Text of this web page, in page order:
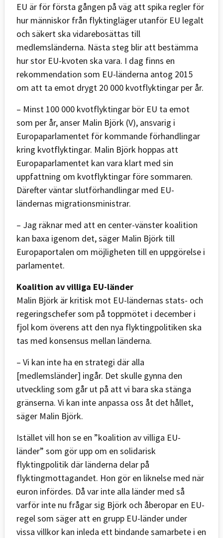
EU är för första gången på väg att spika regler för
hur människor från flyktingläger utanför EU legalt
och säkert ska vidarebosättas till
medlemsländerna. Nästa steg blir att bestämma
hur stor EU-kvoten ska vara. I dag finns en
rekommendation som EU-länderna antog 2015
om att ta emot drygt 20 000 kvotflyktingar per år.
– Minst 100 000 kvotflyktingar bör EU ta emot
som per år, anser Malin Björk (V), ansvarig i
Europaparlamentet för kommande förhandlingar
kring kvotflyktingar. Malin Björk hoppas att
Europaparlamentet kan vara klart med sin
uppfattning om kvotflyktingar före sommaren.
Därefter väntar slutförhandlingar med EU-
ländernas migrationsministrar.
– Jag räknar med att en center-vänster koalition
kan baxa igenom det, säger Malin Björk till
Europaportalen om möjligheten till en uppgörelse i
parlamentet.
Koalition av villiga EU-länder
Malin Björk är kritisk mot EU-ländernas stats- och
regeringschefer som på toppmötet i december i
fjol kom överens att den nya flyktingpolitiken ska
tas med konsensus mellan länderna.
– Vi kan inte ha en strategi där alla
[medlemsländer] ingår. Det skulle gynna den
utveckling som går ut på att vi bara ska stänga
gränserna. Vi kan inte anpassa oss åt det hållet,
säger Malin Björk.
Istället vill hon se en ”koalition av villiga EU-
länder” som gör upp om en solidarisk
flyktingpolitik där länderna delar på
flyktingmottagandet. Hon gör en liknelse med när
euron infördes. Då var inte alla länder med så
varför inte nu frågar sig Björk och åberopar en EU-
regel som säger att en grupp EU-länder under
vissa villkor kan inleda ett bindande samarbete i en